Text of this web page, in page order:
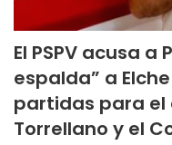
El PSPV acusa a
espalda” a
partidas para el
Torrellano y el